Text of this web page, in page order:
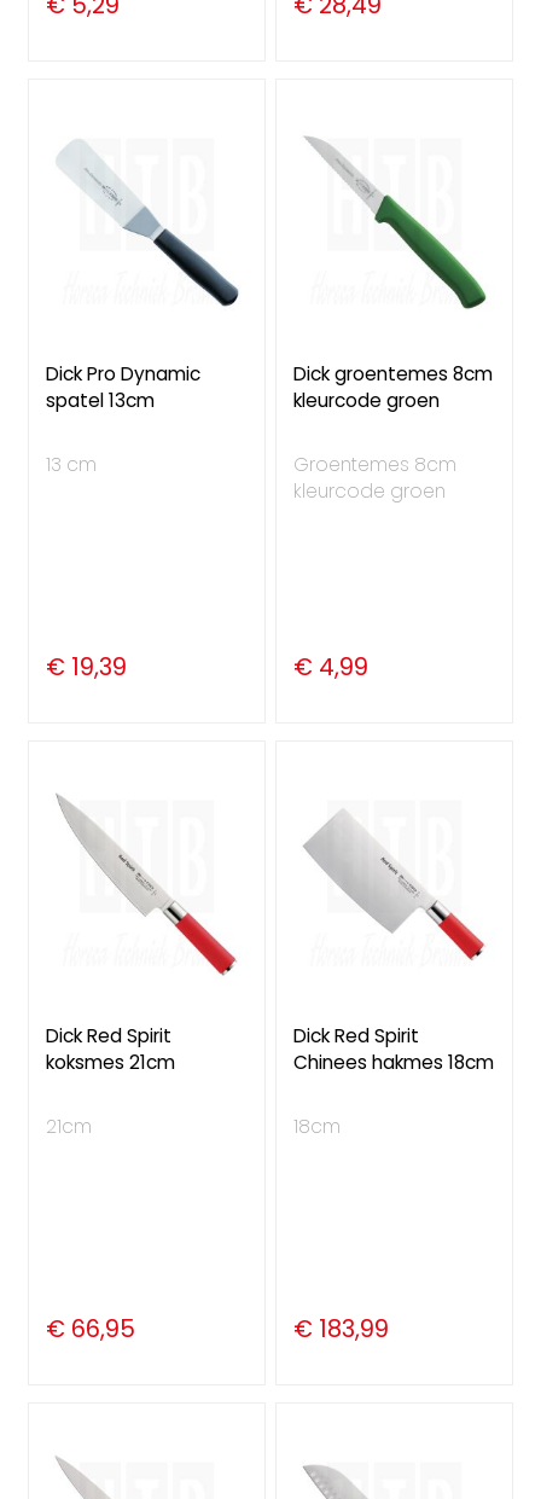
Dick Pro Dynamic
spatel 13cm
13 cm
€ 19,39
Dick groentemes 8cm
kleurcode groen
Groentemes 8cm
kleurcode groen
€ 4,99
Dick Red Spirit
koksmes 21cm
21cm
€ 66,95
Dick Red Spirit
Chinees hakmes 18cm
18cm
€ 183,99